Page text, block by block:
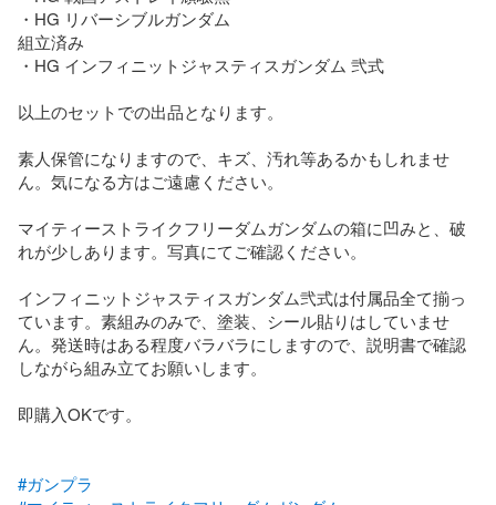
・HG リバーシブルガンダム
組立済み
・HG インフィニットジャスティスガンダム 弐式
以上のセットでの出品となります。
素人保管になりますので、キズ、汚れ等あるかもしれませ
ん。気になる方はご遠慮ください。
マイティーストライクフリーダムガンダムの箱に凹みと、破
れが少しあります。写真にてご確認ください。
インフィニットジャスティスガンダム弐式は付属品全て揃っ
ています。素組みのみで、塗装、シール貼りはしていませ
ん。発送時はある程度バラバラにしますので、説明書で確認
しながら組み立てお願いします。
即購入OKです。
#ガンプラ